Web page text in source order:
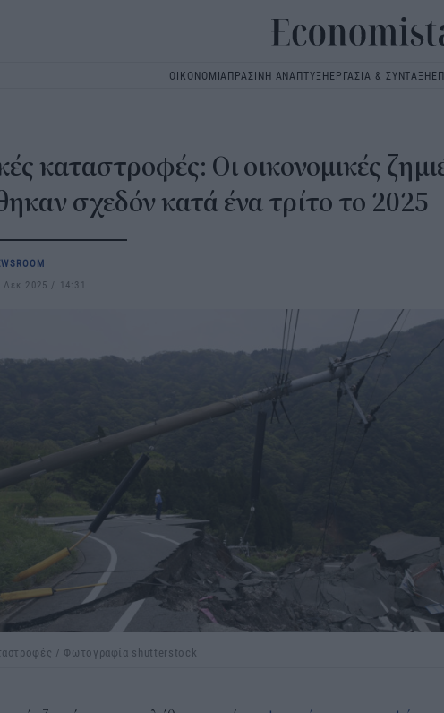
ΟΙΚΟΝΟΜΙΑΠΡΑΣΙΝΗ ΑΝΑΠΤΥΞΗΕΡΓΑΣΙΑ & ΣΥΝΤΑΞΗ
καταστροφές: Οι οικονομικές
σχεδόν κατά ένα τρίτο το 2025
Δεκ 2025
14:31
/ Φωτογραφία shutterstock